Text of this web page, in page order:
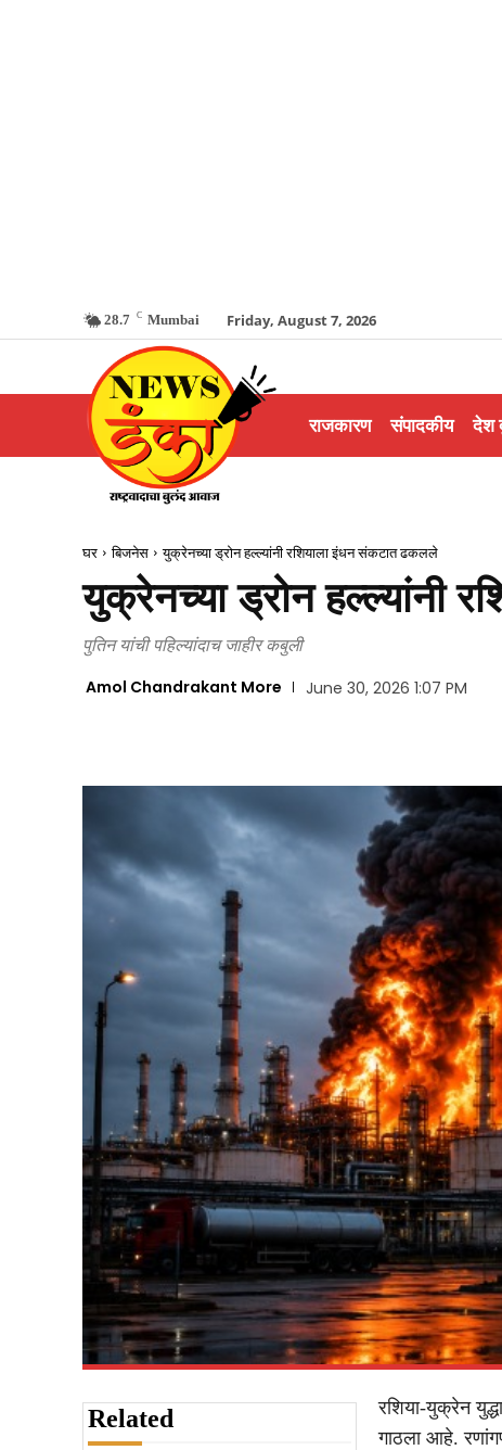
28.7 C Mumbai Friday, August 7, 2026
राजकारण संपादकीय देश
घर बिजनेस युक्रेनच्या ड्रोन हल्ल्यांनी रशियाला इंधन संकटात ढकलले
युक्रेनच्या ड्रोन हल्ल्यांनी
पुतिन यांची पहिल्यांदाच जाहीर कबुली
Amol Chandrakant More June 30, 2026 1:07 PM
Related
रशिया-युक्रेन
गाठला आहे.